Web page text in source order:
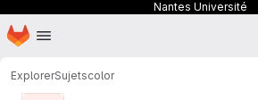
Nantes Université
Passer au contenu principal
Page d'accueil
ExplorerSujetscolor